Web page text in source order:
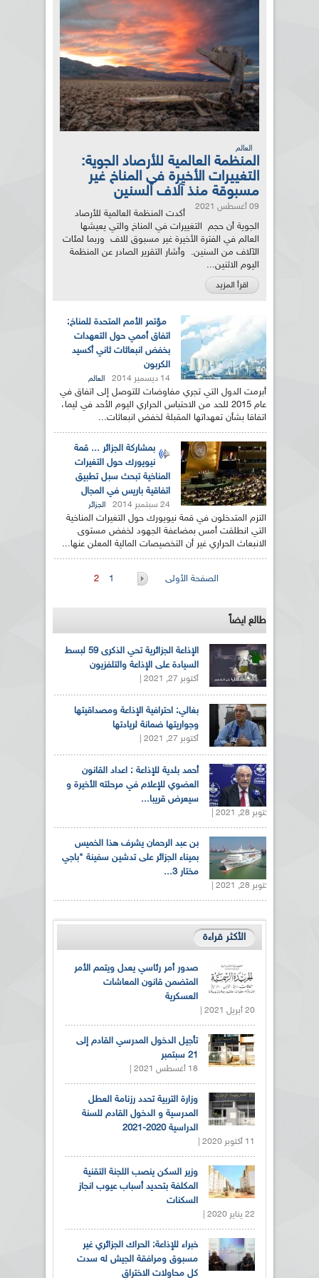
العالم
المنظمة العالمية للأرصاد الجوية:
التغييرات الأخيرة في المناخ غير
مسبوقة منذ آلاف السنين
09 أغسطس 2021
أكدت المنظمة العالمية للأرصاد
الجوية أن حجم التغييرات في المناخ والتي يعيشها
العالم في الفترة الأخيرة غير مسبوق للاف وربما لمئات
الآلاف من السنين. وأشار التقرير الصادر عن المنظمة
اليوم الاثنين...
اقرأ المزيد
مؤتمر الأمم المتحدة للمناخ:
اتفاق أممي حول التعهدات
بخفض انبعاثات ثاني أكسيد
الكربون
14 ديسمبر 2014 العالم
أبرمت الدول التي تجري مفاوضات للتوصل إلى اتفاق في
عام 2015 للحد من الاحتباس الحراري اليوم الأحد في ليما،
اتفاقا بشأن تعهداتها المقبلة لخفض انبعاثات...
بمشاركة الجزائر ... قمة
نيويورك حول التغيرات
المناخية تبحث سبل تطبيق
اتفاقية باريس في المجال
24 سبتمبر 2014 الجزائر
التزم المتدخلون في قمة نيويورك حول التغيرات المناخية
التي انطلقت أمس بمضاعفة الجهود لخفض مستوى
الانبعاث الحراري غير أن التخصيصات المالية المعلن عنها...
الصفحاتالصفحة الأولى 1
2
طالع ايضاً
الإذاعة الجزائرية تحي الذكرى 59 لبسط
السيادة على الإذاعة والتلفزيون
أكتوبر 27, 2021 |
بغالي: احترافية الإذاعة ومصداقيتها
وجواريتها ضمانة لريادتها
أكتوبر 27, 2021 |
أحمد بلدية للإذاعة : اعداد القانون
العضوي للإعلام في مرحلته الأخيرة و
سيعرض قريبا...
أكتوبر 28, 2021 |
بن عبد الرحمان يشرف هذا الخميس
بميناء الجزائر على تدشين سفينة "باجي
مختار 3...
أكتوبر 28, 2021 |
الأكثر قراءة
صدور أمر رئاسي يعدل ويتمم الأمر
المتضمن قانون المعاشات
العسكرية
20 أبريل 2021 |
تأجيل الدخول المدرسي القادم إلى
21 سبتمبر
18 أغسطس 2021 |
وزارة التربية تحدد رزنامة العطل
المدرسية و الدخول القادم للسنة
الدراسية 2020-2021
11 أكتوبر 2020 |
وزير السكن ينصب اللجنة التقنية
المكلفة بتحديد أسباب عيوب انجاز
السكنات
22 يناير 2020 |
خبراء للإذاعة: الحراك الجزائري غير
مسبوق ومرافقة الجيش له سدت
كل محاولات الاختراق